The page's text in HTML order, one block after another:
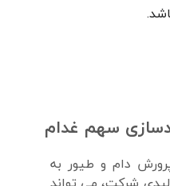
سهم غدام
دام و طیور به